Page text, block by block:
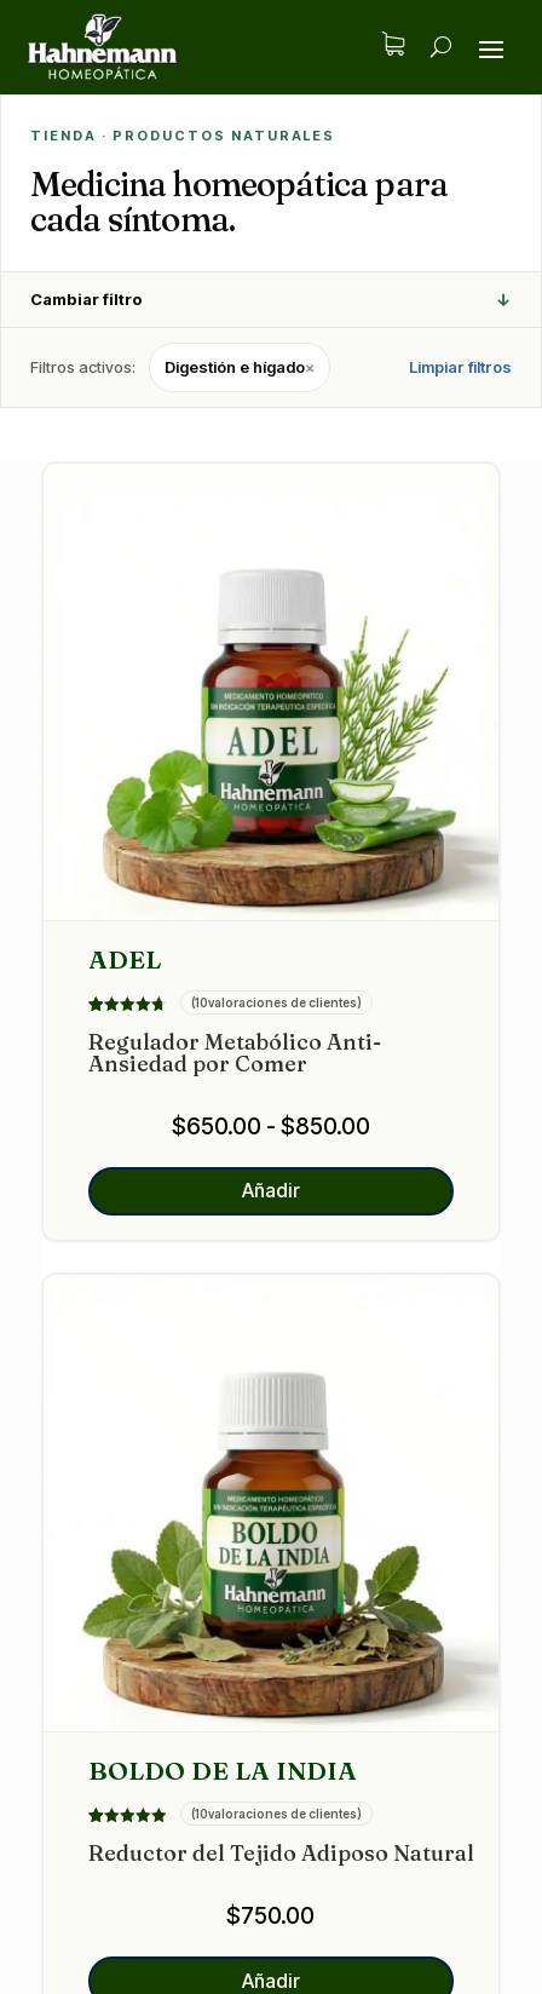
TIENDA · PRODUCTOS NATURALES
Medicina homeopática para
cada síntoma.
Cambiar filtro ↓
Filtros activos: Digestión e hígado× Limpiar filtros
ADEL
con
4.70
de 5 en
(10valoraciones de clientes)
Regulador Metabólico Anti-
Ansiedad por Comer
$650.00 - $850.00Rango
precios:
desde
Añadir
BOLDO DE LA INDIA
con
4.90
(10valoraciones de clientes)
Reductor del Tejido Adiposo Natural
$750.00
Añadir